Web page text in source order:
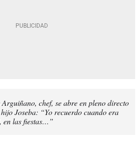
chef, se abre en pleno directo
Joseba: “Yo recuerdo cuando era
en las fiestas…”